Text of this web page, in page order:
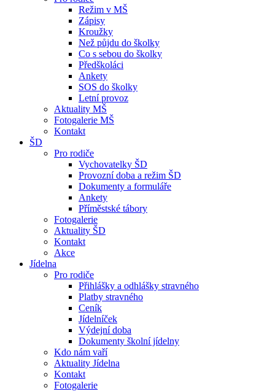
Režim v MŠ
Zápisy
Kroužky
Než půjdu do školky
Co s sebou do školky
Předškoláci
Ankety
SOS do školky
Letní provoz
Aktuality MŠ
Fotogalerie MŠ
Kontakt
ŠD
Pro rodiče
Vychovatelky ŠD
Provozní doba a režim ŠD
Dokumenty a formuláře
Ankety
Příměstské tábory
Fotogalerie
Aktuality ŠD
Kontakt
Akce
Jídelna
Pro rodiče
Přihlášky a odhlášky stravného
Platby stravného
Ceník
Jídelníček
Výdejní doba
Dokumenty školní jídelny
Kdo nám vaří
Aktuality Jídelna
Kontakt
Fotogalerie